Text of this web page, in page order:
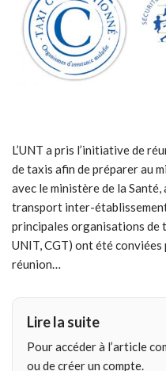
L’UNT a pris l’initiative de
de taxis afin de préparer au
avec le ministère de la Santé,
transport inter-
principales organisations de
UNIT, CGT) ont été conviées
réunion…
Lire la suite
Pour accéder à l’article
ou de créer un compte.